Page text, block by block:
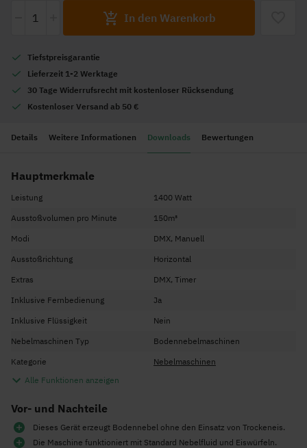
In den Warenkorb
Tiefstpreisgarantie
Lieferzeit 1-2 Werktage
30 Tage Widerrufsrecht mit kostenloser Rücksendung
Kostenloser Versand ab 50 €
Details Weitere Informationen Downloads Bewertungen
Hauptmerkmale
Leistung
1400 Watt
Ausstoßvolumen pro Minute
150m³
Modi
DMX, Manuell
Ausstoßrichtung
Horizontal
Extras
DMX, Timer
Inklusive Fernbedienung
Ja
Inklusive Flüssigkeit
Nein
Nebelmaschinen Typ
Bodennebelmaschinen
Kategorie
Nebelmaschinen
Alle Funktionen anzeigen
Vor- und Nachteile
Dieses Gerät erzeugt Bodennebel ohne den Einsatz von Trockeneis.
Die Maschine funktioniert mit Standard Nebelfluid und Eiswürfeln.